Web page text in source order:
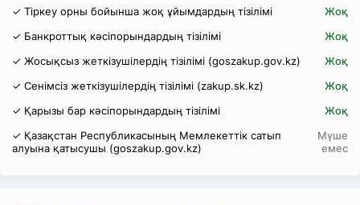
✓ Тіркеу орны бойынша жоқ ұйымдардың тізілімі
Жоқ
✓ Банкроттық кәсіпорындардың тізілімі
Жоқ
✓ Жосықсыз жеткізушілердің тізілімі (goszakup.gov.kz)
Жоқ
✓ Сенімсіз жеткізушілердің тізілімі (zakup.sk.kz)
Жоқ
✓ Қарызы бар кәсіпорындардың тізілімі
Жоқ
✓ Қазақстан Республикасының Мемлекеттік сатып
алуына қатысушы (goszakup.gov.kz)
Мүше
емес